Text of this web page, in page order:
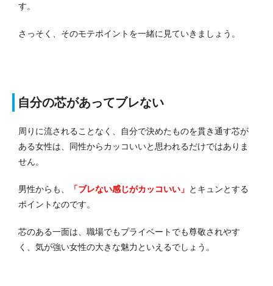
す。
さっそく、そのモテポイントを一緒に見ていきましょう。
自分の芯があってブレない
周りに流されることなく、自分で決めたものを貫き通す芯が
ある女性は、同性からカッコいいと思われるだけではありま
せん。
男性からも、 「ブレない感じがカッコいい」 とキュンとする
ポイントなのです。
芯のある一面は、職場でもプライベートでも尊敬されやす
く、気が強い女性の大きな魅力といえるでしょう。